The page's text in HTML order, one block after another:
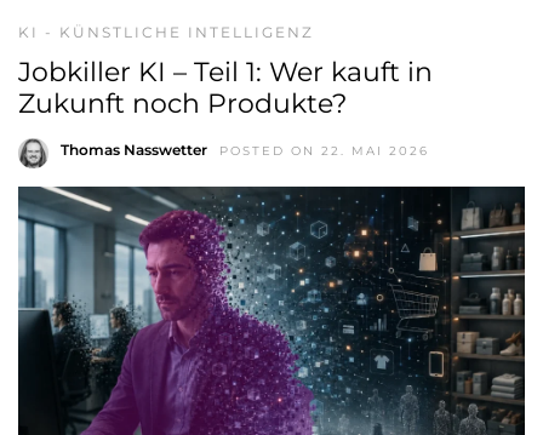
KI - KÜNSTLICHE INTELLIGENZ
Jobkiller KI – Teil 1: Wer kauft in
Zukunft noch Produkte?
Thomas Nasswetter POSTED ON 22. MAI 2026